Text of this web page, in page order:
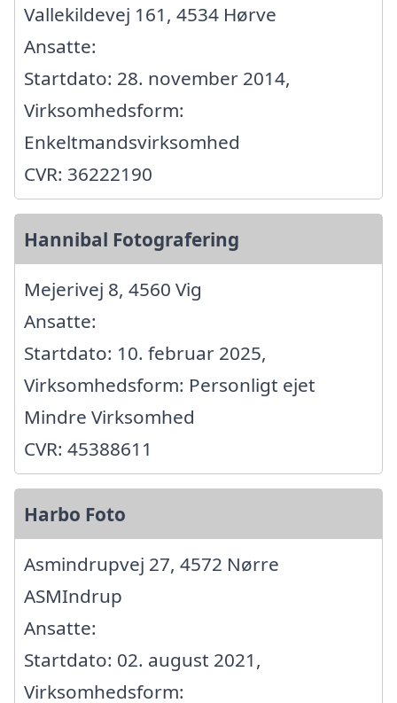
Vallekildevej 161, 4534 Hørve
Ansatte:
Startdato: 28. november 2014,
Virksomhedsform:
Enkeltmandsvirksomhed
CVR: 36222190
Hannibal Fotografering
Mejerivej 8, 4560 Vig
Ansatte:
Startdato: 10. februar 2025,
Virksomhedsform: Personligt ejet
Mindre Virksomhed
CVR: 45388611
Harbo Foto
Asmindrupvej 27, 4572 Nørre
ASMIndrup
Ansatte:
Startdato: 02. august 2021,
Virksomhedsform: